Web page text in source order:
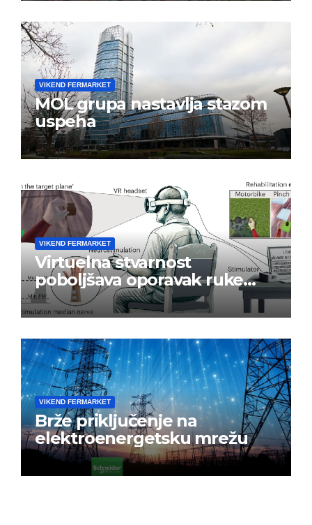
VIKEND FERMARKET
MOL grupa nastavlja stazom
uspeha
VIKEND FERMARKET
Virtuelna stvarnost
poboljšava oporavak ruke
nakon moždanog udara
VIKEND FERMARKET
Brže priključenje na
elektroenergetsku mrežu